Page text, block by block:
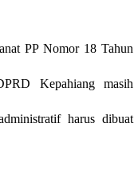
PP Nomor 18 Tahun
Kepahiang masih
harus dibuat